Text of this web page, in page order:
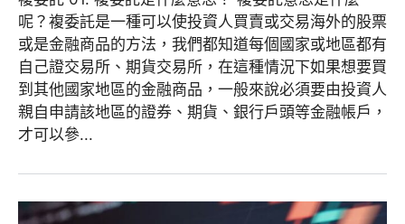
呢？複委託是一種可以使投資人買賣或交易海外的股票
或是金融商品的方法，我們都知道每個國家或地區都有
自己證交易所、期貨交易所，在這種情況下如果想要買
到其他國家地區的金融商品，一般來說必須要由投資人
親自申請該地區的證券、期貨、銀行戶頭等金融帳戶，
才可以參...